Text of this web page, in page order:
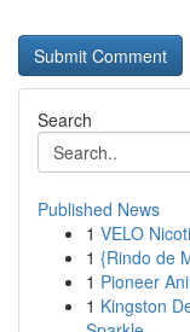
Search
Published News
1 VELO
1 {Rindo de
1 Pioneer
1 Kingston